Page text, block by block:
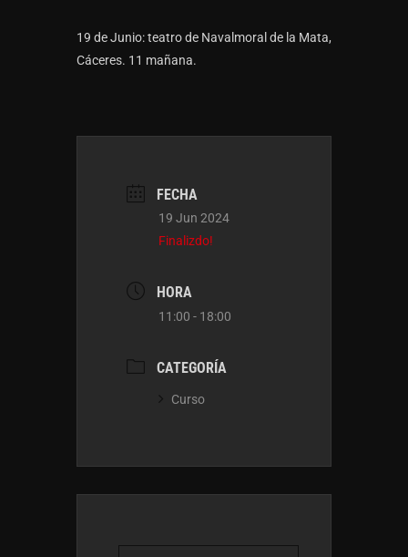
19 de Junio: teatro de Navalmoral de la Mata,
Cáceres. 11 mañana.
FECHA
19 Jun 2024
Finalizdo!
HORA
11:00 - 18:00
CATEGORÍA
Curso